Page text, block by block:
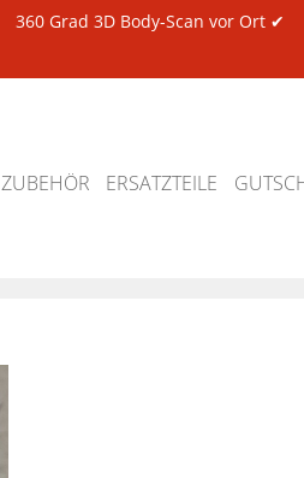
360 Grad 3D Body-Scan vor Ort ✔
ZUBEHÖR ERSATZTEILE